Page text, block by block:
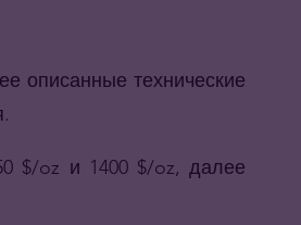
описанные технические
$/oz и 1400 $/oz, далее